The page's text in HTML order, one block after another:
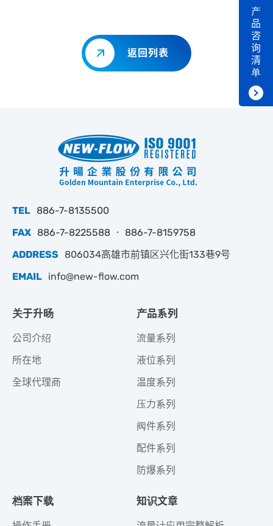
返回列表
产
品
咨
询
清
单
TEL 886-7-8135500
FAX 886-7-8225588 ‧ 886-7-8159758
ADDRESS
806034高雄市前镇区兴化街133巷9号
EMAIL info@new-flow.com
关于升旸
公司介绍
所在地
全球代理商
产品系列
流量系列
液位系列
温度系列
压力系列
阀件系列
配件系列
防爆系列
档案下载 知识文章